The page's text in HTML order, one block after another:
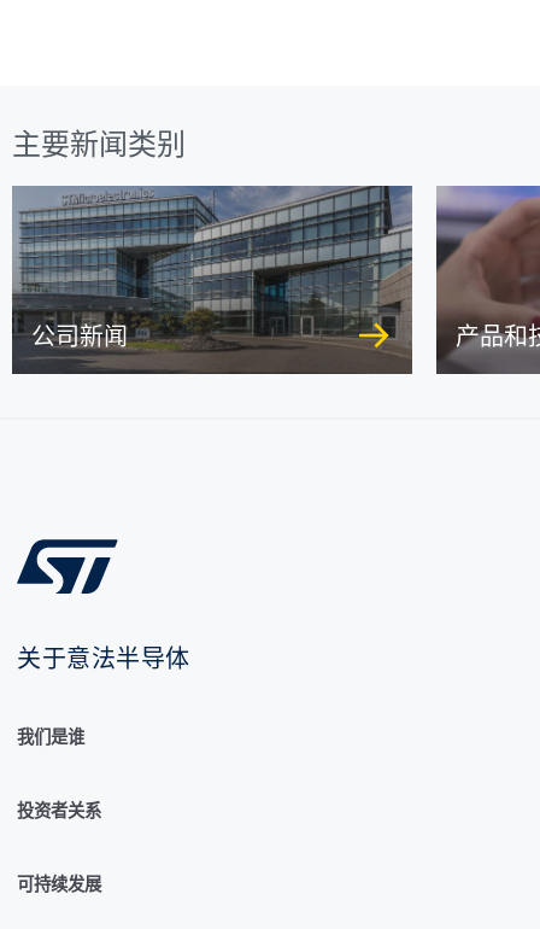
主要新闻类别
公司新闻 产品和
关于意法半导体
我们是谁
投资者关系
可持续发展